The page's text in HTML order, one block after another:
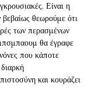
Είναι η
θεωρούμε ότι
των περασμένων
θα έγραφε
που κάποτε
και κουράζει